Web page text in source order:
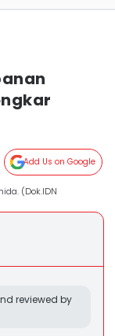
Add Us on Google
(Dok.IDN
reviewed by